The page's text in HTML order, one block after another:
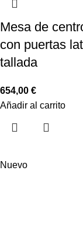
Mesa de
con puertas
tallada
654,00 €
Añadir al carrito
Nuevo